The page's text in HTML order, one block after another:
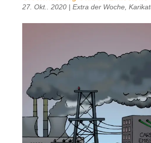
27. Okt.. 2020| Extra der Woche,